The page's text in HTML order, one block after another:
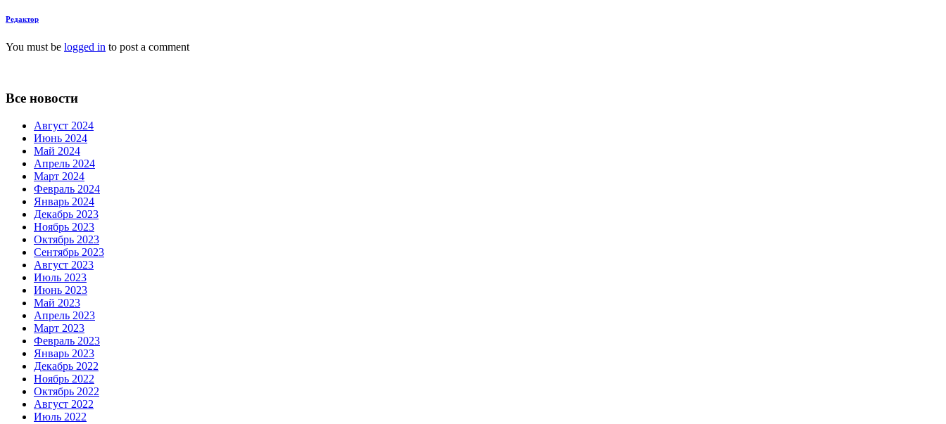
Редактор
You must be logged in to post a comment
Все новости
Август 2024
Июнь 2024
Май 2024
Апрель 2024
Март 2024
Февраль 2024
Январь 2024
Декабрь 2023
Ноябрь 2023
Октябрь 2023
Сентябрь 2023
Август 2023
Июль 2023
Июнь 2023
Май 2023
Апрель 2023
Март 2023
Февраль 2023
Январь 2023
Декабрь 2022
Ноябрь 2022
Октябрь 2022
Август 2022
Июль 2022